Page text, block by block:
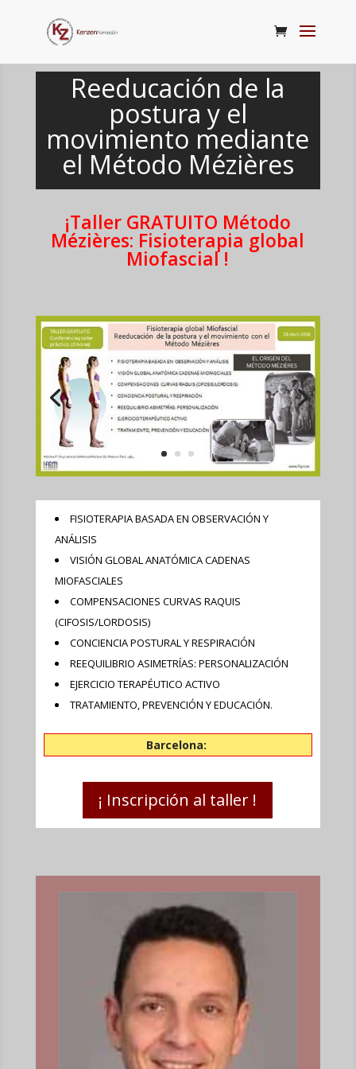
Reeducación de la
postura y el
movimiento mediante
el Método Mézières
¡Taller GRATUITO Método
Mézières: Fisioterapia global
Miofascial !
FISIOTERAPIA BASADA EN OBSERVACIÓN Y
ANÁLISIS
VISIÓN GLOBAL ANATÓMICA CADENAS
MIOFASCIALES
COMPENSACIONES CURVAS RAQUIS
(CIFOSIS/LORDOSIS)
CONCIENCIA POSTURAL Y RESPIRACIÓN
REEQUILIBRIO ASIMETRÍAS: PERSONALIZACIÓN
EJERCICIO TERAPÉUTICO ACTIVO
TRATAMIENTO, PREVENCIÓN Y EDUCACIÓN.
Barcelona:
¡ Inscripción al taller !